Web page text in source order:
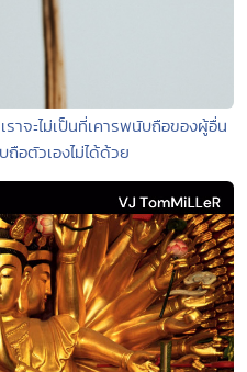
าจะไม่เป็นที่เคารพนับถือของผู้อื่น
ถือตัวเองไม่ได้ด้วย